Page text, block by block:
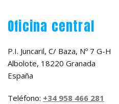
Oficina central
P.I. Juncaril, C/ Baza, Nº 7 G-H
Albolote, 18220 Granada
España
Teléfono: +34 958 466 281